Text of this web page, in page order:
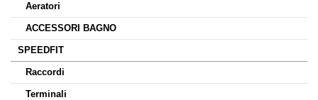
Aeratori
ACCESSORI BAGNO
SPEEDFIT
Raccordi
Terminali